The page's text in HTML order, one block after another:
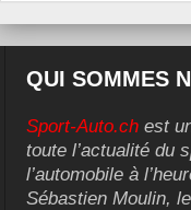
QUI SOMMES
Sport-Auto.ch est
toute l’actualité du
l’automobile à
Sébastien Moulin,